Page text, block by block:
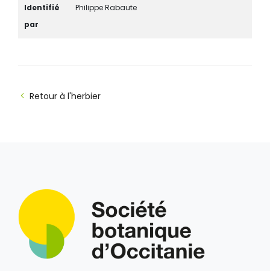
Identifié
par
Philippe Rabaute
Retour à l'herbier